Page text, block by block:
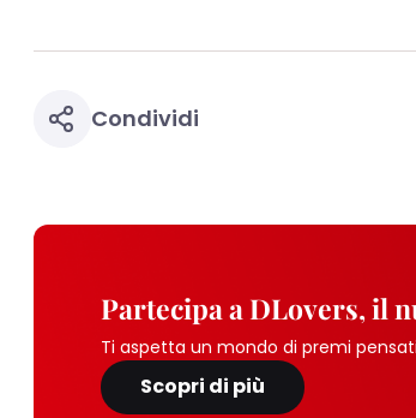
Condividi
Partecipa a DLovers, il
Ti aspetta un mondo di premi
Scopri di più